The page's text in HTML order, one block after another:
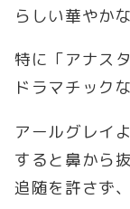
らしい華やか
特に「アナス
ドラマチック
アールグレイ
すると鼻から
追随を許さず